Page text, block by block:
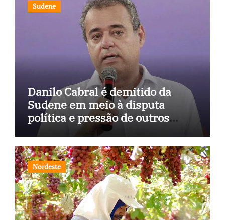
Sudene
Danilo Cabral é demitido da
Sudene em meio à disputa
política e pressão de outros
estados
Nordeste